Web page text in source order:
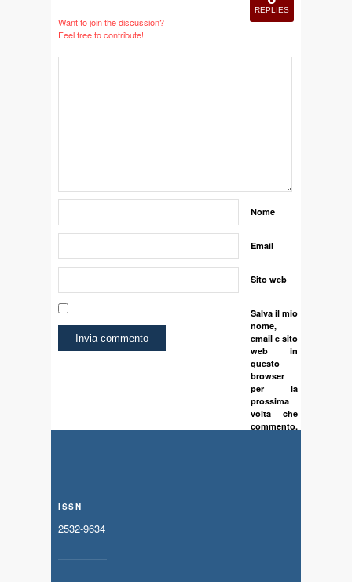
REPLIES
Want to join the discussion?
Feel free to contribute!
Nome
Email
Sito web
Salva il mio
nome,
email e sito
web in
questo
browser
per la
prossima
volta che
commento.
ISSN
2532-9634